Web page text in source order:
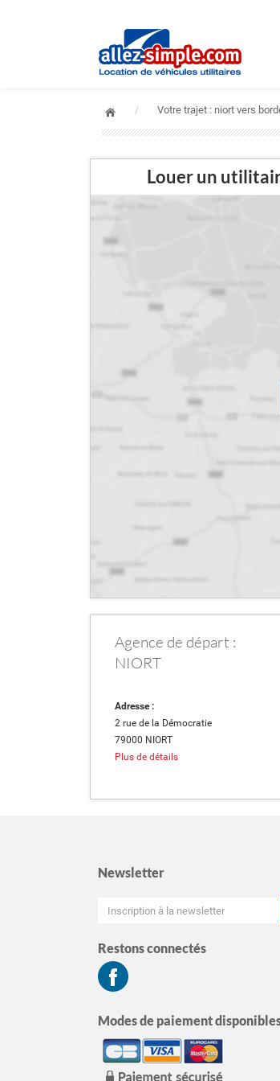
Votre trajet : niort vers
Louer un
Agence de départ :
NIORT
Adresse :
2 rue de la Démocratie
79000 NIORT
Plus de détails
Newsletter
Restons connectés
Modes de paiement